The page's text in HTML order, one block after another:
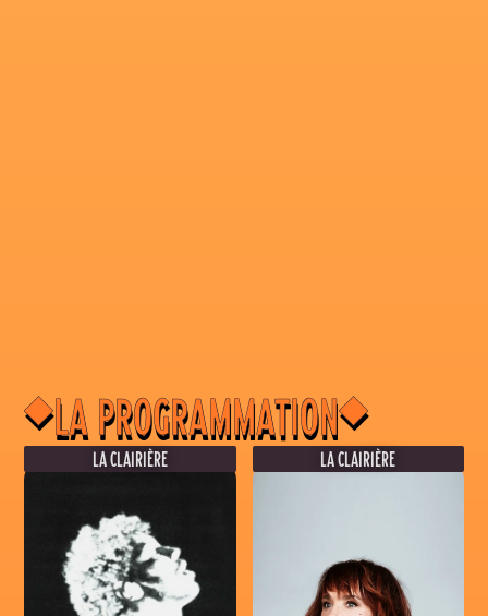
◆LA PROGRAMMATION◆
LA CLAIRIÈRE
VENDREDI 4 SEPTEMBRE
LA CLAIRIÈRE - TAMARIN
LA CLAIRIÈRE
LA CLAIRIÈRE - TAMARIN